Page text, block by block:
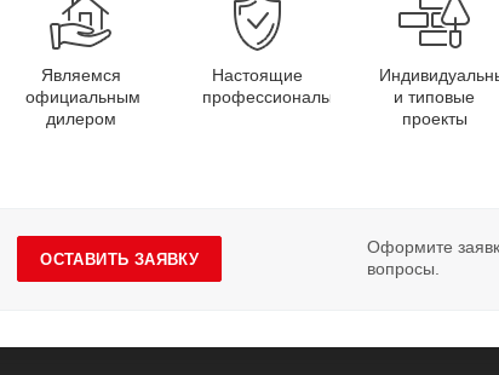
Являемся
официальным
дилером
Настоящие
профессионалы
и типовые
проекты
ОСТАВИТЬ ЗАЯВКУ
Оформите
вопросы.